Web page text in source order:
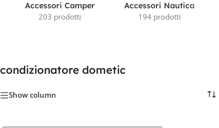
Accessori Camper
203 prodotti
Accessori Nautica
194 prodotti
condizionatore dometic
Show column